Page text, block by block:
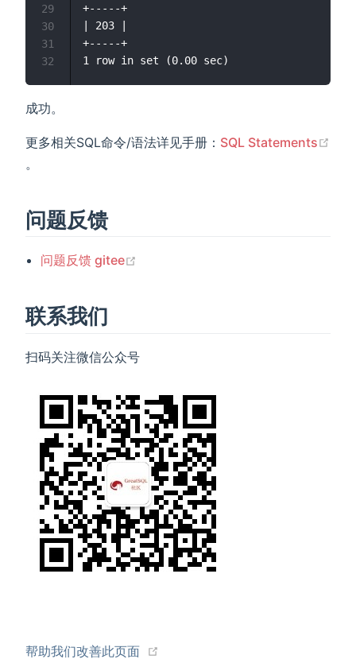
+-----+
| 203 |
+-----+
29
30
31
32
成功。
更多相关SQL命令/语法详见手册： SQL Statements
。
问题反馈
问题反馈 gitee
联系我们
扫码关注微信公众号
帮助我们改善此页面